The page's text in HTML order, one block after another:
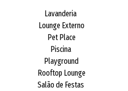
Lavanderia
Lounge Externo
Pet Place
Piscina
Playground
Rooftop Lounge
Salão de Festas